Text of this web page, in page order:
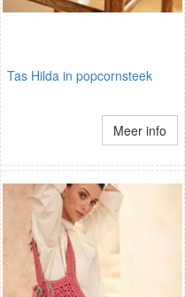
Tas Hilda in popcornsteek
Meer info